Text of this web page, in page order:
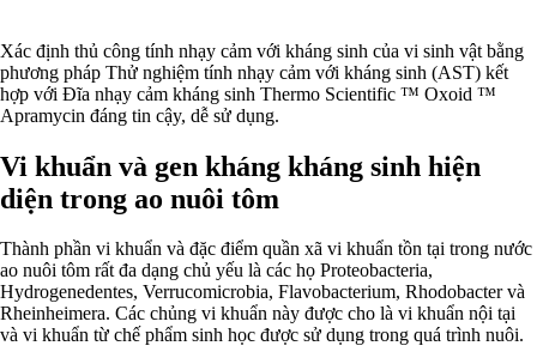
Xác định thủ công tính nhạy cảm với kháng sinh của vi sinh vật bằng
phương pháp Thử nghiệm tính nhạy cảm với kháng sinh (AST) kết
hợp với Đĩa nhạy cảm kháng sinh Thermo Scientific ™ Oxoid ™
Apramycin đáng tin cậy, dễ sử dụng.
Vi khuẩn và gen kháng kháng sinh hiện
diện trong ao nuôi tôm
Thành phần vi khuẩn và đặc điểm quần xã vi khuẩn tồn tại trong nước
ao nuôi tôm rất đa dạng chủ yếu là các họ Proteobacteria,
Hydrogenedentes, Verrucomicrobia, Flavobacterium, Rhodobacter và
Rheinheimera. Các chủng vi khuẩn này được cho là vi khuẩn nội tại
và vi khuẩn từ chế phẩm sinh học được sử dụng trong quá trình nuôi.